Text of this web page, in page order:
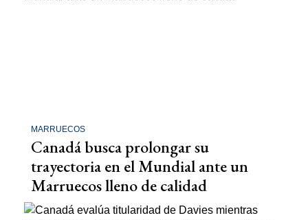
MARRUECOS
Canadá busca prolongar su
trayectoria en el Mundial ante un
Marruecos lleno de calidad